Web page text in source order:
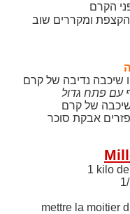
הקרם
ומקררים שוב
שיכבה נדיבה של קרם
עם פתח גדול
של קרם
אבקת סוכר
1 kilo
mettre la moitier